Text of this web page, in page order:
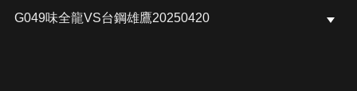
G049味全龍VS台鋼雄鷹20250420